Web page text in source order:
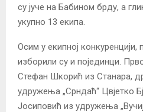
су јуче на Бабином брду, а
укупно 13 екипа.
Осим у екипној
изборили су и појединци.
Стефан Шкорић из Станара,
удружења „Срндаћ“ Цвјетко
Јосиповић из удружења